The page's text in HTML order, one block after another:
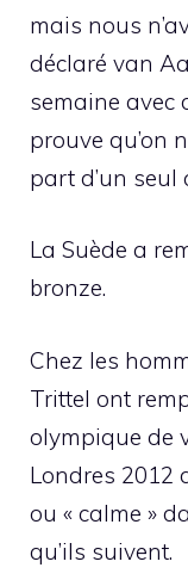
mais nous
déclaré van
semaine avec
prouve qu’on
part d’un seul
La Suède a
bronze.
Chez les
Trittel ont
olympique de
Londres 2012
ou « calme »
qu’ils suivent.